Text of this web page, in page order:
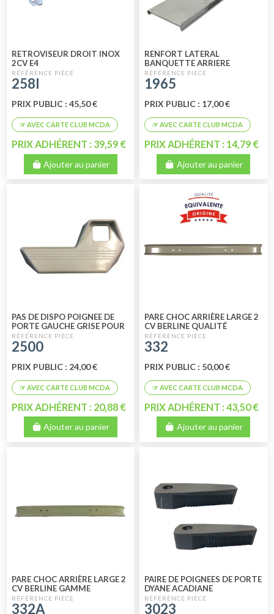
RETROVISEUR DROIT INOX
2CV E4
258I
PRIX PUBLIC : 45,50 €
PRIX ADHÉRENT : 39,59 €
Ajouter au panier
RENFORT LATERAL
BANQUETTE ARRIERE
GAUCHE QUALITE
SUPERIEURE
1965
PRIX PUBLIC : 17,00 €
PRIX ADHÉRENT : 14,79 €
Ajouter au panier
PAS DE DISPO POIGNEE DE
PORTE GAUCHE GRISE POUR
DYANE
2500
PRIX PUBLIC : 24,00 €
PRIX ADHÉRENT : 20,88 €
Ajouter au panier
PARE CHOC ARRIÈRE LARGE 2
CV BERLINE QUALITÉ
SUPERIEURE
332
PRIX PUBLIC : 50,00 €
PRIX ADHÉRENT : 43,50 €
Ajouter au panier
PARE CHOC ARRIÈRE LARGE 2
CV BERLINE GAMME
ECONOMIQUE
332A
PAIRE DE POIGNEES DE PORTE
DYANE ACADIANE
3023